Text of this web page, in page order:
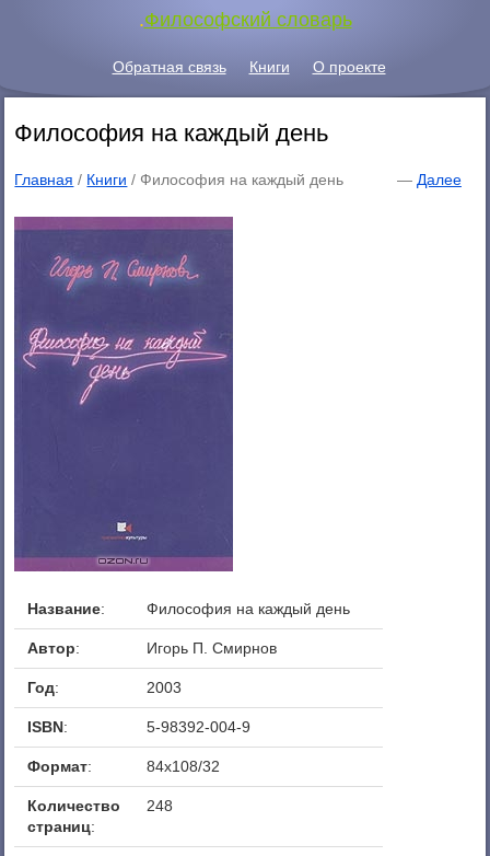
.Философский словарь
Обратная связь Книги О проекте
Философия на каждый день
Главная / — Далее
Книги / Философия на каждый день
Название: Философия на каждый день
Автор: Игорь П. Смирнов
Год: 2003
ISBN: 5-98392-004-9
Формат: 84x108/32
Количество
страниц:
248